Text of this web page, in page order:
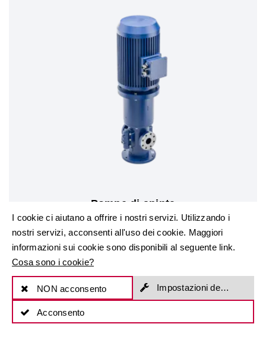
Pompe di spinta
Serie C
Al prodotto
I cookie ci aiutano a offrire i nostri servizi. Utilizzando i
nostri servizi, acconsenti all'uso dei cookie. Maggiori
informazioni sui cookie sono disponibili al seguente link.
Cosa sono i cookie?
NON acconsento Impostazioni dei cookie
Acconsento